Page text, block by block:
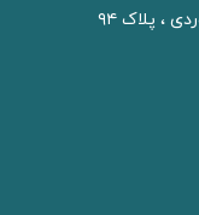
، پلاک ۹۴